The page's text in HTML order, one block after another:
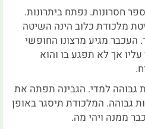
חסרונות. נפתח ביתרונות.
מלכודת כלוב הינה השיטה
העכבר מגיע מרצונו החופשי
אך לא תפגע בו והוא
גבוהה למדי. הגבינה תפתה את
גבוהה. המלכודת תיסגר באופן
ממנה ויהי מה.